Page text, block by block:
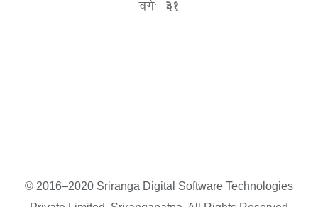
वर्गः ३१
© 2016–2020 Sriranga Digital Software Technologies